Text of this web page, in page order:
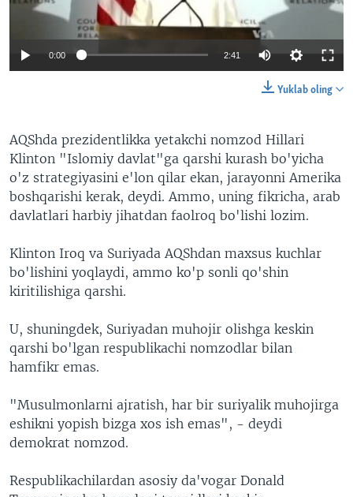
VIDEO
XABARLAR SURATLARDA
ODNOKLASSNIKI
TELEGRAM
TWITTER
0:00 2:41
Yuklab oling
AQShda prezidentlikka yetakchi nomzod Hillari
Klinton "Islomiy davlat"ga qarshi kurash bo'yicha
o'z strategiyasini e'lon qilar ekan, jarayonni Amerika
boshqarishi kerak, deydi. Ammo, uning fikricha, arab
davlatlari harbiy jihatdan faolroq bo'lishi lozim.
Klinton Iroq va Suriyada AQShdan maxsus kuchlar
bo'lishini yoqlaydi, ammo ko'p sonli qo'shin
kiritilishiga qarshi.
U, shuningdek, Suriyadan muhojir olishga keskin
qarshi bo'lgan respublikachi nomzodlar bilan
hamfikr emas.
"Musulmonlarni ajratish, har bir suriyalik muhojirga
eshikni yopish bizga xos ish emas", - deydi
demokrat nomzod.
Respublikachilardan asosiy da'vogar Donald